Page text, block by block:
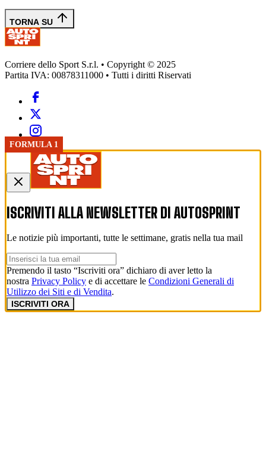
FORMULA 1
TORNA SU
Corriere dello Sport S.r.l. • Copyright © 2025
Partita IVA: 00878311000 • Tutti i diritti Riservati
ISCRIVITI ALLA NEWSLETTER DI AUTOSPRINT
Le notizie più importanti, tutte le settimane, gratis nella tua mail
Premendo il tasto “Iscriviti ora” dichiaro di aver letto la
nostra Privacy Policy e di accettare le Condizioni Generali di
Utilizzo dei Siti e di Vendita.
ISCRIVITI ORA